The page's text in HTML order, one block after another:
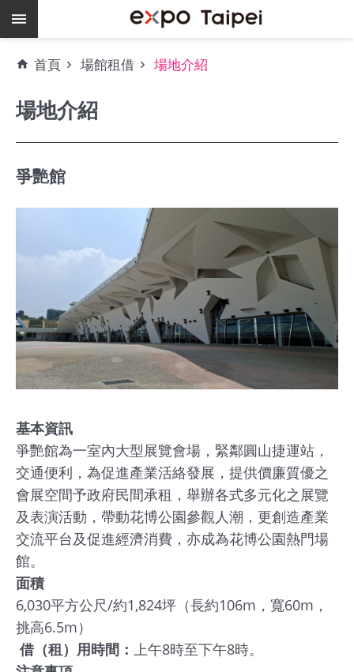
跳到主要內容區塊
門
鍵
地
借
爭
艷
館
會
展
臺
北
回
饋
場
地
申
請
首頁 場館租借 場地介紹
場地介紹
爭艷館
基本資訊
爭艷館為一室內大型展覽會場，緊鄰圓山捷運站，
交通便利，為促進產業活絡發展，提供價廉質優之
會展空間予政府民間承租，舉辦各式多元化之展覽
及表演活動，帶動花博公園參觀人潮，更創造產業
交流平台及促進經濟消費，亦成為花博公園熱門場
館。
面積
6,030平方公尺/約1,824坪（長約106m，寬60m，
挑高6.5m）
借（租）用時間：
上午8時至下午8時。